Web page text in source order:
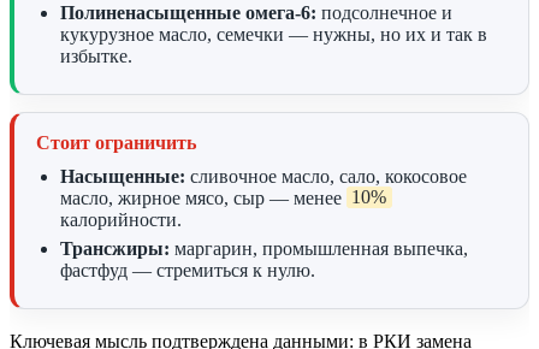
Полиненасыщенные омега-6: подсолнечное и
кукурузное масло, семечки — нужны, но их и так в
избытке.
Стоит ограничить
Насыщенные: сливочное масло, сало, кокосовое
масло, жирное мясо, сыр — менее 10%
калорийности.
Трансжиры: маргарин, промышленная выпечка,
фастфуд — стремиться к нулю.
Ключевая мысль подтверждена данными: в РКИ замена